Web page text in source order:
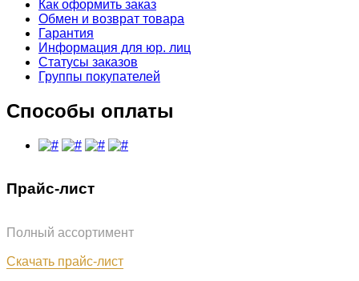
Как оформить заказ
Обмен и возврат товара
Гарантия
Информация для юр. лиц
Статусы заказов
Группы покупателей
Способы оплаты
Прайс-лист
Полный ассортимент
Скачать прайс-лист